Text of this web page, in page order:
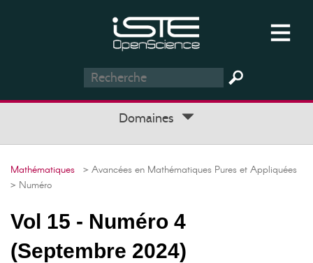
Domaines
Mathématiques > Avancées en Mathématiques Pures et Appliquées
> Numéro
Vol 15 - Numéro 4
(Septembre 2024)